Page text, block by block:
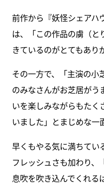
前作から『妖怪シェアハ
は、「この作品の虜（と
きているのがとてもあり
その一方で、「主演の小
のみなさんがお芝居がう
いを楽しみながらもた
いました」とまじめな一
早くもやる気に満ちてい
フレッシュさも加わり、
息吹を吹き込んでくれる